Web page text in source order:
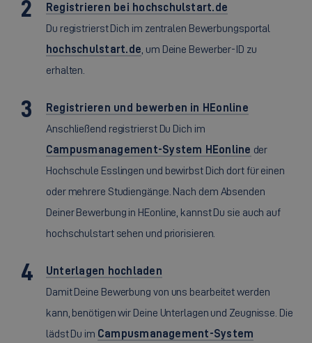
Registrieren bei hochschulstart.de
Du registrierst Dich im zentralen Bewerbungsportal
hochschulstart.de , um Deine Bewerber-ID zu
erhalten.
Registrieren und bewerben in HEonline
Anschließend registrierst Du Dich im
Campusmanagement-System HEonline der
Hochschule Esslingen und bewirbst Dich dort für einen
oder mehrere Studiengänge. Nach dem Absenden
Deiner Bewerbung in HEonline, kannst Du sie auch auf
hochschulstart sehen und priorisieren.
Unterlagen hochladen
Damit Deine Bewerbung von uns bearbeitet werden
kann, benötigen wir Deine Unterlagen und Zeugnisse. Die
lädst Du im Campusmanagement-System